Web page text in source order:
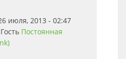
июля, 2013 - 02:47
Гость Постоянная